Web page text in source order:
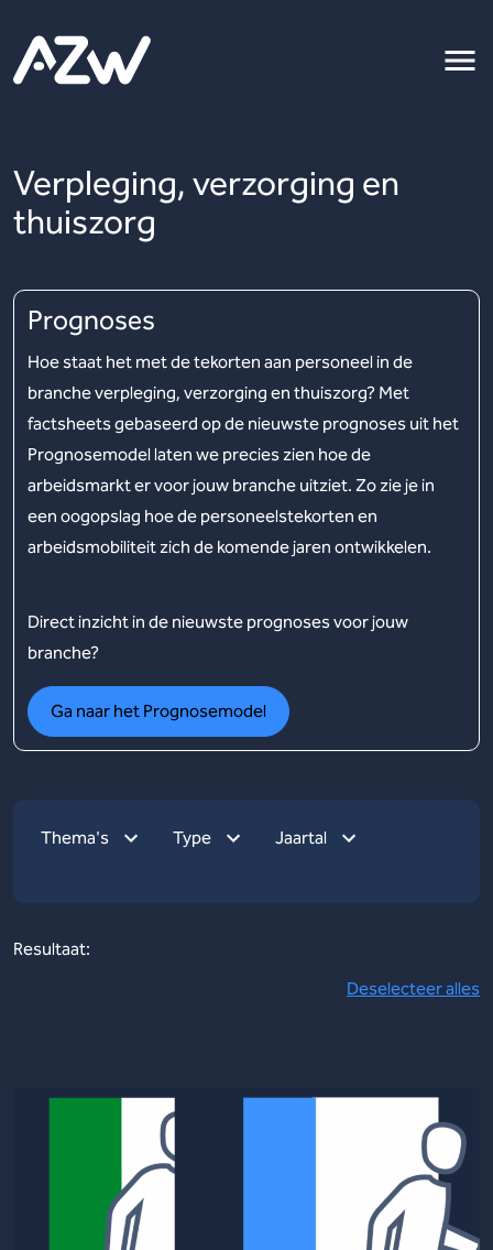
Verpleging, verzorging en
thuiszorg
Prognoses
Hoe staat het met de tekorten aan personeel in de
branche verpleging, verzorging en thuiszorg? Met
factsheets gebaseerd op de nieuwste prognoses uit het
Prognosemodel laten we precies zien hoe de
arbeidsmarkt er voor jouw branche uitziet. Zo zie je in
een oogopslag hoe de personeelstekorten en
arbeidsmobiliteit zich de komende jaren ontwikkelen.
Direct inzicht in de nieuwste prognoses voor jouw
branche?
Ga naar het Prognosemodel
Thema's Type Jaartal
Resultaat:
Deselecteer alles